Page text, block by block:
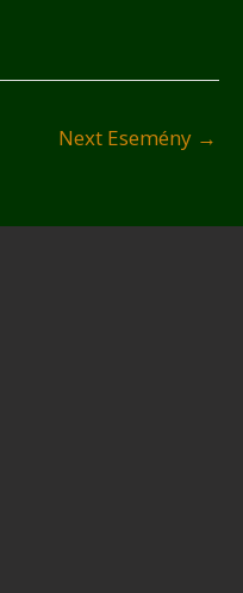
Next Esemény →